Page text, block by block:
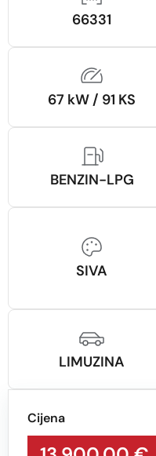
Cijena
66331
67 kW / 91 KS
BENZIN-LPG
SIVA
LIMUZINA